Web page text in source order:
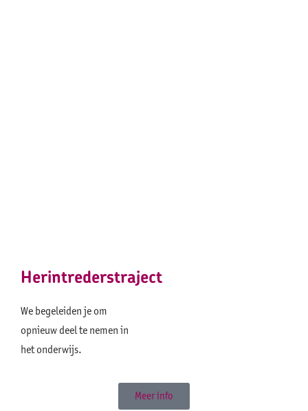
Herintrederstraject
We begeleiden je om
opnieuw deel te nemen in
het onderwijs.
Meer info